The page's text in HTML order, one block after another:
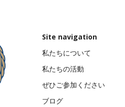
Site navigation
私たちについて
私たちの活動
ぜひご参加ください
ブログ